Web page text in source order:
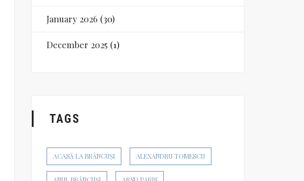
January 2026 (30)
December 2025 (1)
TAGS
ACASĂ LA BRÂNCUȘI ALEXANDRU TOMESCU